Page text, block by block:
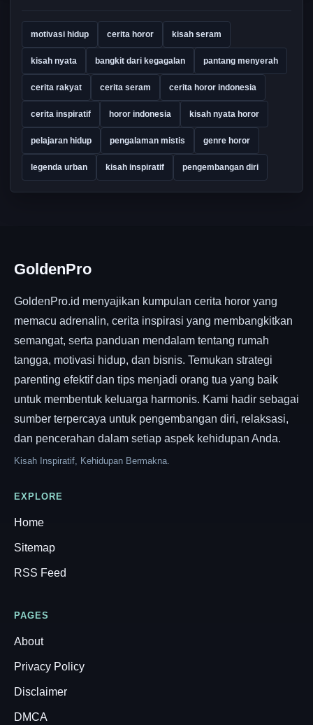
motivasi hidup cerita horor kisah seram
kisah nyata bangkit dari kegagalan pantang menyerah
cerita rakyat cerita seram cerita horor indonesia
cerita inspiratif horor indonesia kisah nyata horor
pelajaran hidup pengalaman mistis genre horor
legenda urban kisah inspiratif pengembangan diri
GoldenPro
GoldenPro.id menyajikan kumpulan cerita horor yang
memacu adrenalin, cerita inspirasi yang membangkitkan
semangat, serta panduan mendalam tentang rumah
tangga, motivasi hidup, dan bisnis. Temukan strategi
parenting efektif dan tips menjadi orang tua yang baik
untuk membentuk keluarga harmonis. Kami hadir sebagai
sumber terpercaya untuk pengembangan diri, relaksasi,
dan pencerahan dalam setiap aspek kehidupan Anda.
Kisah Inspiratif, Kehidupan Bermakna.
EXPLORE
Home
Sitemap
RSS Feed
PAGES
About
Privacy Policy
Disclaimer
DMCA